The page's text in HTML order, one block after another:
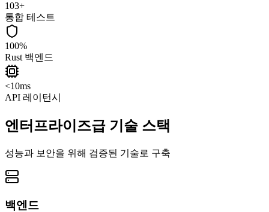
103+
통합 테스트
100%
Rust 백엔드
<10ms
API 레이턴시
엔터프라이즈급 기술 스택
성능과 보안을 위해 검증된 기술로 구축
백엔드